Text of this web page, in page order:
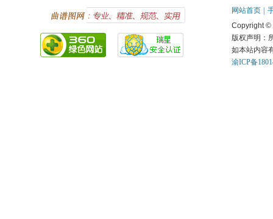
网站首页
Copyright ©
版权声明：
如本站内容
渝ICP备